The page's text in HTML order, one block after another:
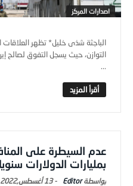
اصدارات المركز
الباجثة شذى خليل* تظهر العلاقات
التوازن، حيث يسجل التفوق لصالح
...
عدم السيطرة على
بمليارات الدولارات سنويا
Editor
-13 أغسطس,2022